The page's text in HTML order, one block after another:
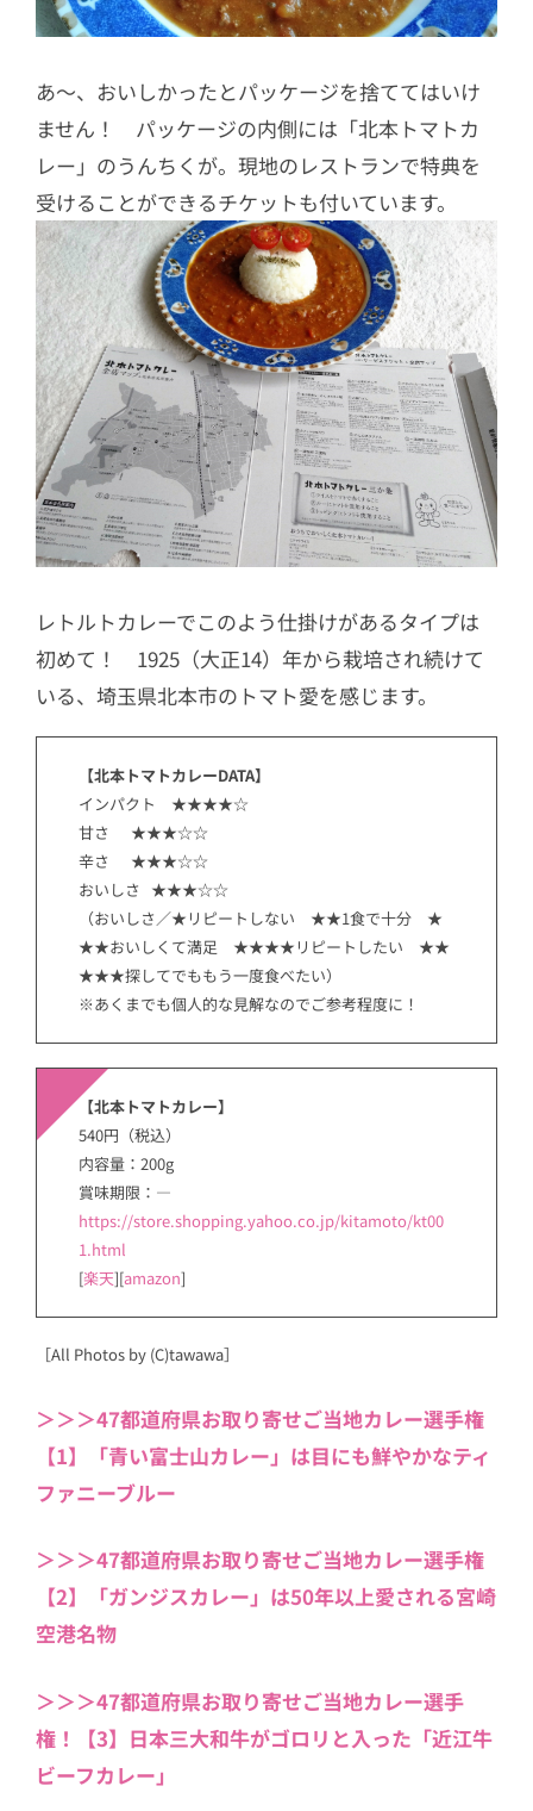
あ～、おいしかったとパッケージを捨ててはいけ
ません！ パッケージの内側には「北本トマトカ
レー」のうんちくが。現地のレストランで特典を
受けることができるチケットも付いています。
レトルトカレーでこのよう仕掛けがあるタイプは
初めて！ 1925（大正14）年から栽培され続けて
いる、埼玉県北本市のトマト愛を感じます。
【北本トマトカレーDATA】
インパクト ★★★★☆
甘さ ★★★☆☆
辛さ ★★★☆☆
おいしさ ★★★☆☆
（おいしさ／★リピートしない ★★1食で十分 ★
★★おいしくて満足 ★★★★リピートしたい ★★
★★★探してでももう一度食べたい）
※あくまでも個人的な見解なのでご参考程度に！
【北本トマトカレー】
540円（税込）
内容量：200g
賞味期限：―
https://store.shopping.yahoo.co.jp/kitamoto/kt00
1.html
[楽天][amazon]
［All Photos by (C)tawawa］
＞＞＞47都道府県お取り寄せご当地カレー選手権
【1】「青い富士山カレー」は目にも鮮やかなティ
ファニーブルー
＞＞＞47都道府県お取り寄せご当地カレー選手権
【2】「ガンジスカレー」は50年以上愛される宮崎
空港名物
＞＞＞47都道府県お取り寄せご当地カレー選手
権！【3】日本三大和牛がゴロリと入った「近江牛
ビーフカレー」